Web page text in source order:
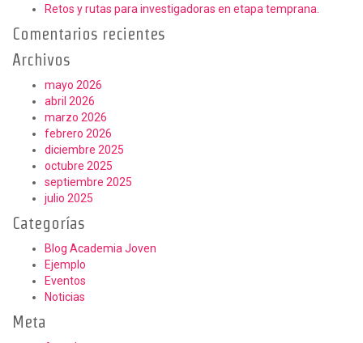
Retos y rutas para investigadoras en etapa temprana.
Comentarios recientes
Archivos
mayo 2026
abril 2026
marzo 2026
febrero 2026
diciembre 2025
octubre 2025
septiembre 2025
julio 2025
Categorías
Blog Academia Joven
Ejemplo
Eventos
Noticias
Meta